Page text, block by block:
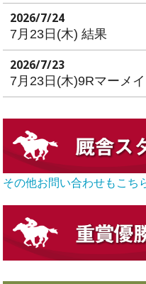
2026/7/24
7月23日(木) 結果
2026/7/23
7月23日(木)9Rマーメ
その他お問い合わせもこち